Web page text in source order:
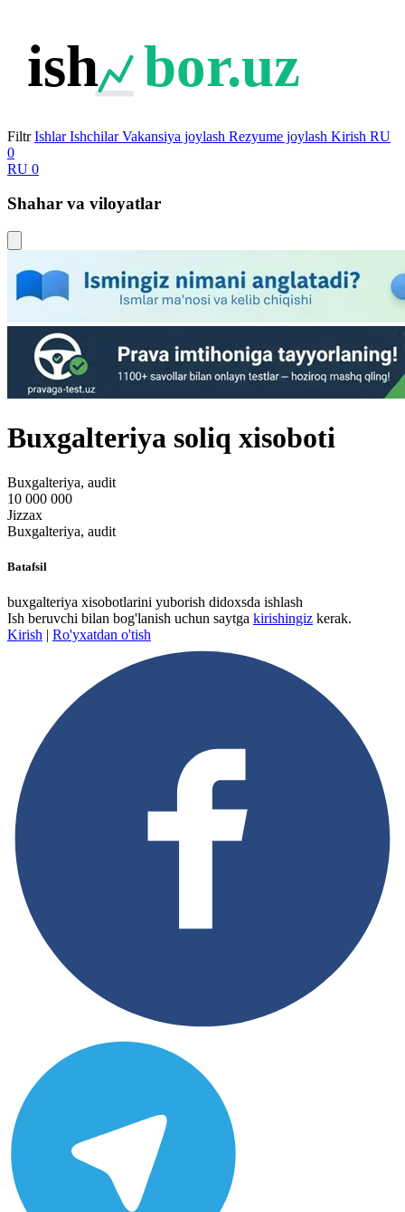
ish bor.uz
Filtr Ishlar Ishchilar Vakansiya joylash Rezyume joylash Kirish RU
0
RU 0
Shahar va viloyatlar
Buxgalteriya soliq xisoboti
Buxgalteriya, audit
10 000 000
Jizzax
Buxgalteriya, audit
Batafsil
buxgalteriya xisobotlarini yuborish didoxsda ishlash
Ish beruvchi bilan bog'lanish uchun saytga kirishingiz kerak.
Kirish | Ro'yxatdan o'tish